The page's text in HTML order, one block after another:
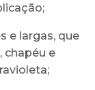
e largas, que
chapéu e